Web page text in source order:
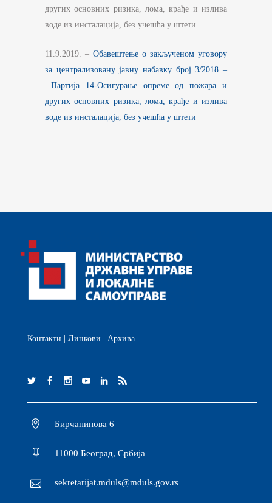
других основних ризика, лома, крађе и излива
воде из инсталација, без учешћа у штети
11.9.2019. – Обавештење о закљученом уговору
за централизовану јавну набавку број 3/2018 –
Партија 14-Осигурање опреме од пожара и
других основних ризика, лома, крађе и излива
воде из инсталација, без учешћа у штети
Контакти Линкови Архива
Бирчанинова 6
11000 Београд, Србија
sekretarijat.mduls@mduls.gov.rs